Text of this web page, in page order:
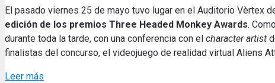
El pasado viernes 25 de mayo tuvo lugar en el Auditorio Vèrtex
edición de los premios Three Headed Monkey Awards.
durante toda la tarde, con una conferencia con el character artist
finalistas del concurso, el videojuego de realidad virtual Aliens
Leer más